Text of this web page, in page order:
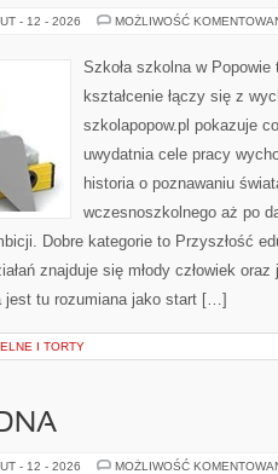
- 12 - 2026 MOŻLIWOŚĆ
Szkoła szkolna w
kształcenie łączy się z
szkolapopow.pl pokazuje
uwydatnia cele pracy
historia o poznawaniu
wczesnoszkolnego aż po
Dobre kategorie to Przyszłość
znajduje się młody człowiek
jest tu rozumiana jako start […]
I TORTY
- 12 - 2026 MOŻLIWOŚĆ